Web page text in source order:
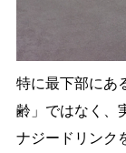
特に最下部にあ
齢」ではなく、
ナジードリンク